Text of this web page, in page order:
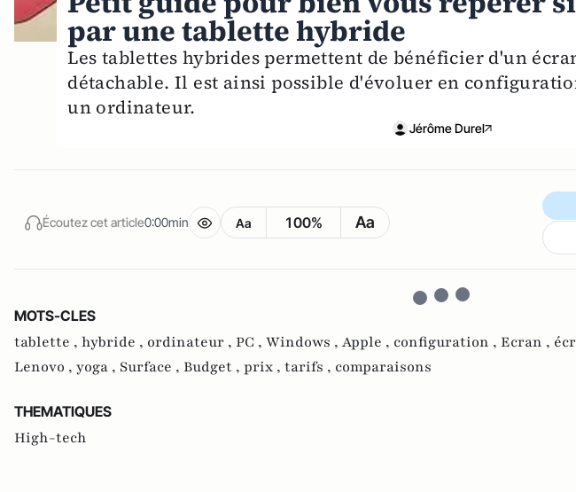
par une tablette hybride
Les tablettes hybrides permettent de bénéficier d'un
détachable. Il est ainsi possible d'évoluer en
un ordinateur.
Jérôme Durel
Écoutez cet article0:00min Aa 100% Aa
MOTS-CLES
tablette , hybride , ordinateur , PC , Windows , Apple , configuration , Ecran ,
Lenovo , yoga , Surface , Budget , prix , tarifs , comparaisons
THEMATIQUES
High-tech